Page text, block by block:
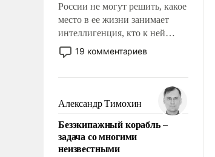
России не могут решить, какое
место в ее жизни занимает
интеллигенция, кто к ней
принадлежит, а кого из нее
исключили с правом
чем она отличается от просто
образованных людей. Иногда
казалось, что эти вопросы
решены раз и навсегда, но –
нет, не решены.
19 комментариев
Александр Тимохин
Безэкипажный корабль –
задача со многими
неизвестными